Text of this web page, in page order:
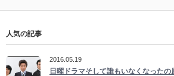
人気の記事
2016.05.19
日曜ドラマそして誰もいなくなった